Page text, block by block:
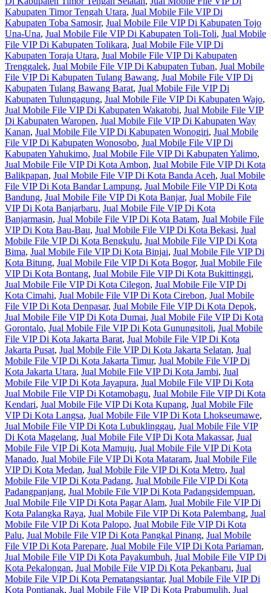
Kabupaten Timor Tengah Utara, Jual Mobile File VIP Di
Kabupaten Toba Samosir, Jual Mobile File VIP Di Kabupaten Tojo
Una-Una, Jual Mobile File VIP Di Kabupaten Toli-Toli, Jual Mobile
File VIP Di Kabupaten Tolikara, Jual Mobile File VIP Di
Kabupaten Toraja Utara, Jual Mobile File VIP Di Kabupaten
Trenggalek, Jual Mobile File VIP Di Kabupaten Tuban, Jual Mobile
File VIP Di Kabupaten Tulang Bawang, Jual Mobile File VIP Di
Kabupaten Tulang Bawang Barat, Jual Mobile File VIP Di
Kabupaten Tulungagung, Jual Mobile File VIP Di Kabupaten Wajo,
Jual Mobile File VIP Di Kabupaten Wakatobi, Jual Mobile File VIP
Di Kabupaten Waropen, Jual Mobile File VIP Di Kabupaten Way
Kanan, Jual Mobile File VIP Di Kabupaten Wonogiri, Jual Mobile
File VIP Di Kabupaten Wonosobo, Jual Mobile File VIP Di
Kabupaten Yahukimo, Jual Mobile File VIP Di Kabupaten Yalimo,
Jual Mobile File VIP Di Kota Ambon, Jual Mobile File VIP Di Kota
Balikpapan, Jual Mobile File VIP Di Kota Banda Aceh, Jual Mobile
File VIP Di Kota Bandar Lampung, Jual Mobile File VIP Di Kota
Bandung, Jual Mobile File VIP Di Kota Banjar, Jual Mobile File
VIP Di Kota Banjarbaru, Jual Mobile File VIP Di Kota
Banjarmasin, Jual Mobile File VIP Di Kota Batam, Jual Mobile File
VIP Di Kota Bau-Bau, Jual Mobile File VIP Di Kota Bekasi, Jual
Mobile File VIP Di Kota Bengkulu, Jual Mobile File VIP Di Kota
Bima, Jual Mobile File VIP Di Kota Binjai, Jual Mobile File VIP Di
Kota Bitung, Jual Mobile File VIP Di Kota Bogor, Jual Mobile File
VIP Di Kota Bontang, Jual Mobile File VIP Di Kota Bukittinggi,
Jual Mobile File VIP Di Kota Cilegon, Jual Mobile File VIP Di
Kota Cimahi, Jual Mobile File VIP Di Kota Cirebon, Jual Mobile
File VIP Di Kota Denpasar, Jual Mobile File VIP Di Kota Depok,
Jual Mobile File VIP Di Kota Dumai, Jual Mobile File VIP Di Kota
Gorontalo, Jual Mobile File VIP Di Kota Gunungsitoli, Jual Mobile
File VIP Di Kota Jakarta Barat, Jual Mobile File VIP Di Kota
Jakarta Pusat, Jual Mobile File VIP Di Kota Jakarta Selatan, Jual
Mobile File VIP Di Kota Jakarta Timur, Jual Mobile File VIP Di
Kota Jakarta Utara, Jual Mobile File VIP Di Kota Jambi, Jual
Mobile File VIP Di Kota Jayapura, Jual Mobile File VIP Di Kota
Jual Mobile File VIP Di Kotamobagu, Jual Mobile File VIP Di Kota
Kendari, Jual Mobile File VIP Di Kota Kupang, Jual Mobile File
VIP Di Kota Langsa, Jual Mobile File VIP Di Kota Lhokseumawe,
Jual Mobile File VIP Di Kota Lubuklinggau, Jual Mobile File VIP
Di Kota Magelang, Jual Mobile File VIP Di Kota Makassar, Jual
Mobile File VIP Di Kota Mamuju, Jual Mobile File VIP Di Kota
Manado, Jual Mobile File VIP Di Kota Mataram, Jual Mobile File
VIP Di Kota Medan, Jual Mobile File VIP Di Kota Metro, Jual
Mobile File VIP Di Kota Padang, Jual Mobile File VIP Di Kota
Padangpanjang, Jual Mobile File VIP Di Kota Padangsidempuan,
Jual Mobile File VIP Di Kota Pagar Alam, Jual Mobile File VIP Di
Kota Palangka Raya, Jual Mobile File VIP Di Kota Palembang, Jual
Mobile File VIP Di Kota Palopo, Jual Mobile File VIP Di Kota
Palu, Jual Mobile File VIP Di Kota Pangkal Pinang, Jual Mobile
File VIP Di Kota Parepare, Jual Mobile File VIP Di Kota Pariaman,
Jual Mobile File VIP Di Kota Payakumbuh, Jual Mobile File VIP Di
Kota Pekalongan, Jual Mobile File VIP Di Kota Pekanbaru, Jual
Mobile File VIP Di Kota Pematangsiantar, Jual Mobile File VIP Di
Kota Pontianak, Jual Mobile File VIP Di Kota Prabumulih, Jual